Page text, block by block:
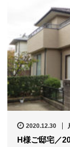
2020.12.30
H様ご邸宅／